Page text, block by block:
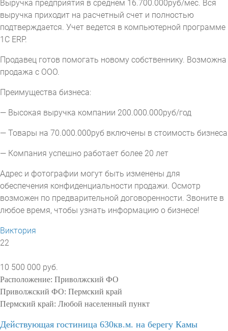
Выручка предприятия в среднем 16.700.000руб/мес. Вся
выручка приходит на расчетный счет и полностью
подтверждается. Учет ведется в компьютерной программе
1С ЕRP.
Продавец готов помогать новому собственнику. Возможна
продажа с ООО.
Преимущества бизнеса:
— Высокая выручка компании 200.000.000руб/год
— Товары на 70.000.000руб включены в стоимость бизнеса
— Компания успешно работает более 20 лет
Адрес и фотографии могут быть изменены для
обеспечения конфиденциальности продажи. Осмотр
возможен по предварительной договоренности. Звоните в
любое время, чтобы узнать информацию о бизнесе!
Виктория
22
10 500 000 руб.
Расположение: Приволжский ФО
Приволжский ФО: Пермский край
Пермский край: Любой населенный пункт
Действующая гостиница 630кв.м. на берегу Камы